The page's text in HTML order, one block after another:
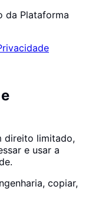
da Plataforma
direito limitado,
e usar a
copiar,